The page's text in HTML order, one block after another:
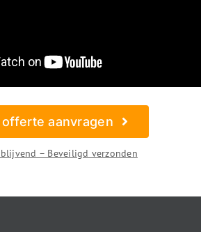
offerte aanvragen
– Beveiligd verzonden